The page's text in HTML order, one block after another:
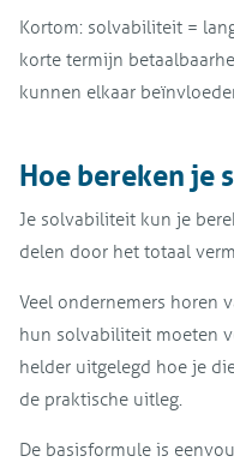
Kortom: solvabiliteit =
korte termijn
kunnen elkaar
Hoe bereken je
Je solvabiliteit kun je
delen door het totaal
Veel ondernemers horen
hun solvabiliteit moeten
helder uitgelegd hoe je
de praktische uitleg.
De basisformule is